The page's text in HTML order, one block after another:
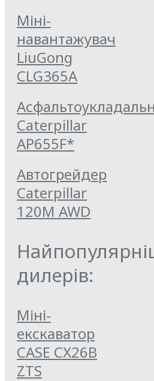
Міні-
навантажувач
LiuGong
CLG365A
Caterpillar
AP655F*
Автогрейдер
Caterpillar
120M AWD
дилерів:
Міні-
екскаватор
CASE CX26B
ZTS